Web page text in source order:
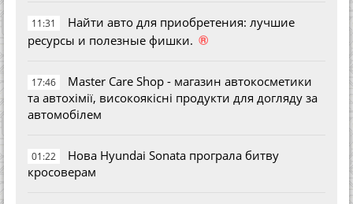
11:31
Найти авто для приобретения: лучшие
ресурсы и полезные фишки. ®
17:46
Master Care Shop - магазин автокосметики
та автохімії, високоякісні продукти для догляду за
автомобілем
01:22
Нова Hyundai Sonata програла битву
кросоверам